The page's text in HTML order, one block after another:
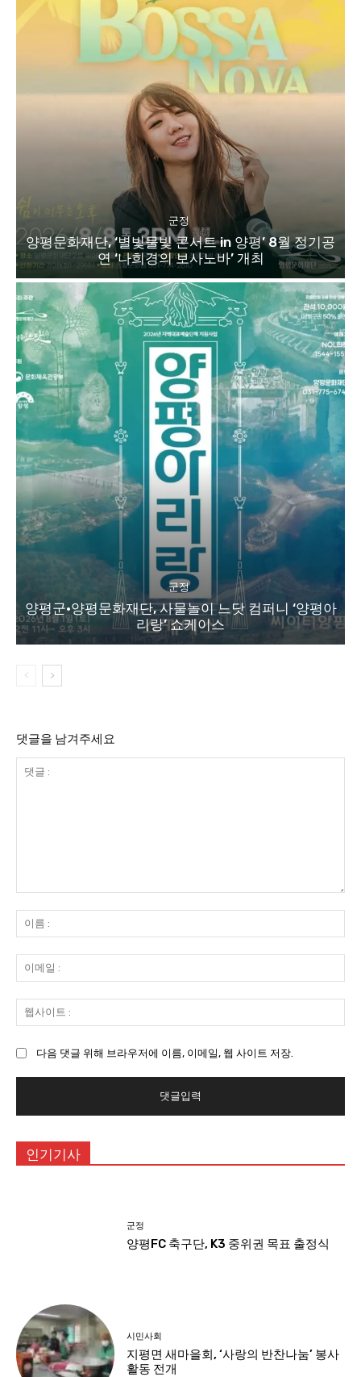
군정
양평문화재단, ‘별빛물빛 콘서트 in 양평’ 8월 정기공
연 ‘나희경의 보사노바’ 개최
군정
양평군·양평문화재단, 사물놀이 느닷 컴퍼니 ‘양평아
리랑’ 쇼케이스
댓글을 남겨주세요
:
름
:
메
일
사
:
다음 댓글 위해 브라우저에 이름, 이메일, 웹 사이트 저장.
인기기사
군정
양평FC 축구단, K3 중위권 목표 출정식
시민사회
지평면 새마을회, ‘사랑의 반찬나눔’ 봉사
활동 전개